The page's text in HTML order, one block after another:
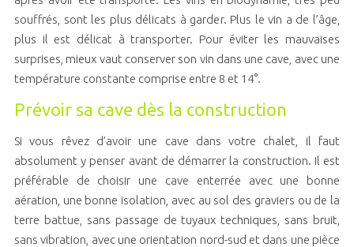
souffrés, sont les plus délicats à garder. Plus le vin a de l’âge,
plus il est délicat à transporter. Pour éviter les mauvaises
surprises, mieux vaut conserver son vin dans une cave, avec une
température constante comprise entre 8 et 14°.
Prévoir sa cave dès la construction
Si vous rêvez d’avoir une cave dans votre chalet, il faut
absolument y penser avant de démarrer la construction. Il est
préférable de choisir une cave enterrée avec une bonne
aération, une bonne isolation, avec au sol des graviers ou de la
terre battue, sans passage de tuyaux techniques, sans bruit,
sans vibration, avec une orientation nord-sud et dans une pièce